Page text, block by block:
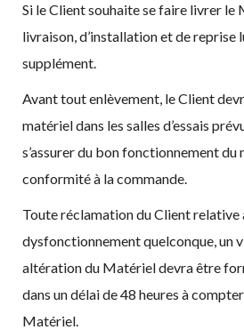
Si le Client souhaite se faire livrer le
livraison, d’installation et de reprise
supplément.
Avant tout enlèvement, le Client
matériel dans les salles d’essais
s’assurer du bon fonctionnement du
conformité à la commande.
Toute réclamation du Client relative
dysfonctionnement quelconque, un
altération du Matériel devra être
dans un délai de 48 heures à
Matériel.